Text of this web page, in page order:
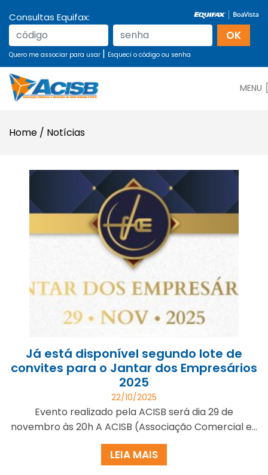
Consultas Equifax:
Quero me associar para usar | Esqueci o código ou senha
MENU
Home / Notícias
Já está disponível segundo lote de
convites para o Jantar dos Empresários
2025
22/10/2025
Evento realizado pela ACISB será dia 29 de
novembro às 20h A ACISB (Associação Comercial e...
LEIA MAIS